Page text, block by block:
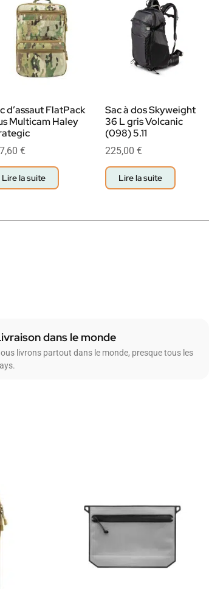
d’assaut FlatPack
Multicam Haley
€
Lire la suite
Sac à dos Skyweight
36 L gris Volcanic
(098) 5.11
225,00 €
Lire la suite
dans le monde
livrons partout dans le monde, presque tous les